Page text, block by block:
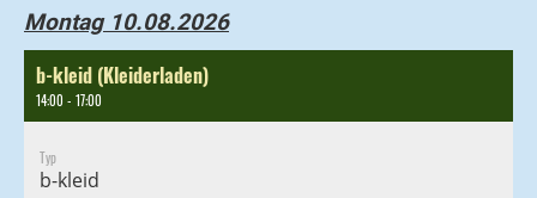
Montag 10.08.2026
b-kleid (Kleiderladen)
14:00 - 17:00
Typ
b-kleid